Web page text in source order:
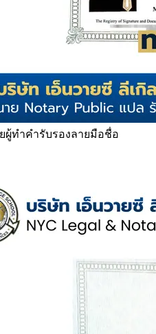
ผู้ทำคำรับรองลายมือชื่อ